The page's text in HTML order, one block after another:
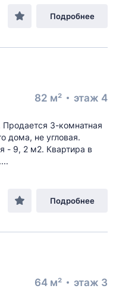
Подробнее
82 м² этаж 4
Продается 3-комнатная
дома, не угловая.
- 9, 2 м2. Квартира в
Подробнее
64 м² этаж 3